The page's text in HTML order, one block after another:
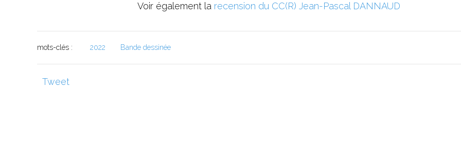
Voir également la recension du CC(R) Jean-Pascal DANNAUD
mots-clés : 2022 Bande dessinée
Tweet